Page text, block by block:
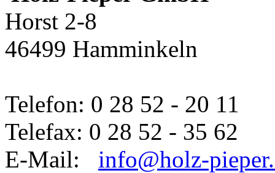
Horst 2-8
46499 Hamminkeln
Telefon: 0 28 52 - 20 11
Telefax: 0 28 52 - 35 62
E-Mail: info@holz-